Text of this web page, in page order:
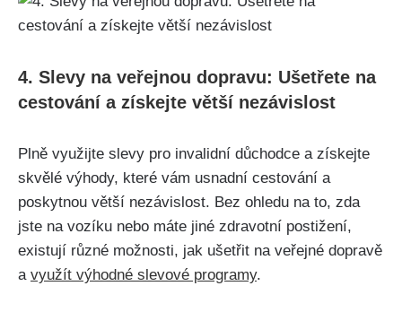
4. Slevy na veřejnou dopravu: Ušetřete na
cestování a získejte větší nezávislost
Plně využijte slevy pro invalidní důchodce a získejte
skvělé výhody, které vám usnadní cestování a
poskytnou větší nezávislost. Bez ohledu na to, zda
jste na vozíku nebo máte jiné zdravotní postižení,
existují různé možnosti, jak ušetřit na veřejné dopravě
a využít výhodné slevové programy.